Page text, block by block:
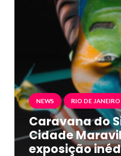
NEWS RIO DE JANEIRO
Caravana do
Cidade
exposição